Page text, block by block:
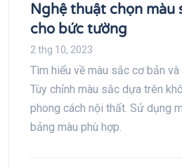
Nghệ thuật chọn màu
cho bức tường
2 thg 10, 2023
Tìm hiểu về màu sắc cơ bản và
Tùy chỉnh màu sắc dựa trên
phong cách nội thất. Sử dụng
bảng màu phù hợp.